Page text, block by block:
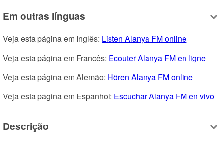
Em outras línguas
Veja esta página em Inglês: Listen Alanya FM online
Veja esta página em Francês: Ecouter Alanya FM en ligne
Veja esta página em Alemão: Hören Alanya FM online
Veja esta página em Espanhol: Escuchar Alanya FM en vivo
Descrição